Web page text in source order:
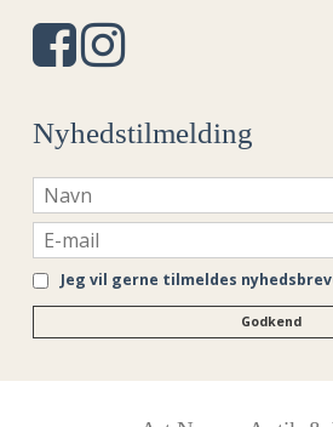
Nyhedstilmelding
Jeg vil gerne tilmeldes
Godkend